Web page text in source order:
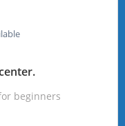
beginners